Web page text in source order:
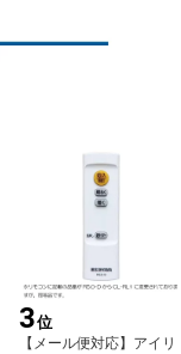
3位
【メール便対応】アイリ